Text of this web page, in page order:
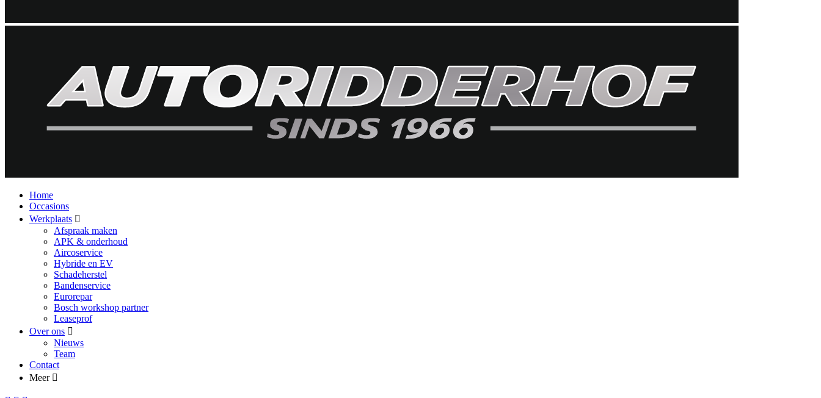
Home
Occasions
Werkplaats
Afspraak maken
APK & onderhoud
Aircoservice
Hybride en EV
Schadeherstel
Bandenservice
Eurorepar
Bosch workshop partner
Leaseprof
Over ons
Nieuws
Team
Contact
Meer